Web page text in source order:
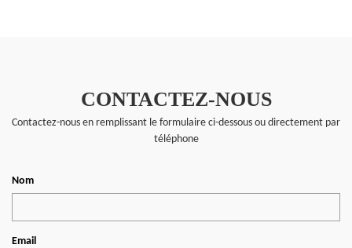
CONTACTEZ-NOUS
Contactez-nous en remplissant le formulaire ci-dessous ou directement par
téléphone
Nom
Email